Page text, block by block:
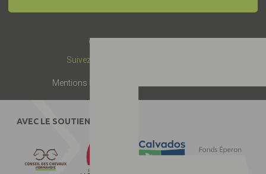
© 2019 -
Suivez-nous :
Mentions légales
AVEC LE SOUTIEN DE :